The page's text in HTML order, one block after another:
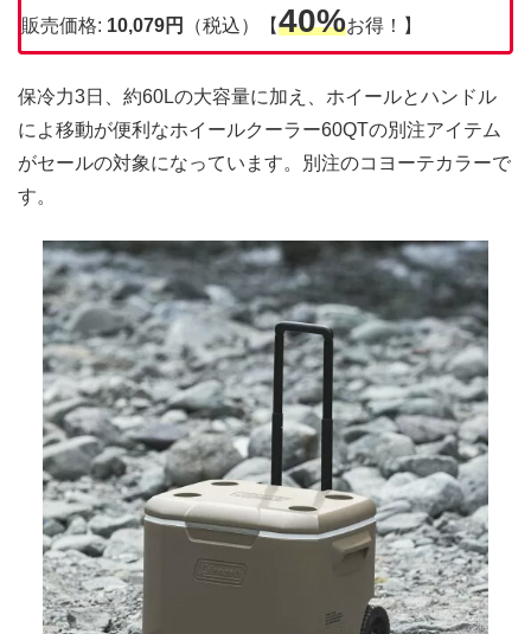
販売価格: 10,079円 （税込）【40%お得！】
保冷力3日、約60Lの大容量に加え、ホイールとハンドル
によ移動が便利なホイールクーラー60QTの別注アイテム
がセールの対象になっています。別注のコヨーテカラーで
す。